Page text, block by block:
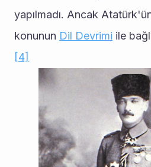
yapılmadı. Ancak
konunun Dil Devrimi ile
[4]